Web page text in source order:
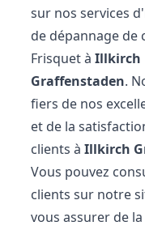
sur nos services
de dépannage de
Frisquet àIllkirch
Graffenstaden.
fiers de nos
et de la
clients àIllkirch
Vous pouvez
clients sur notre
vous assurer de